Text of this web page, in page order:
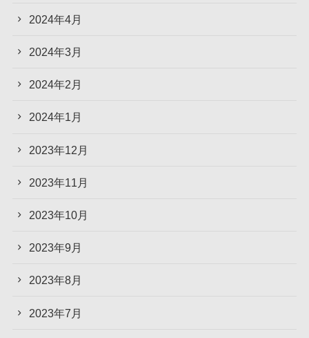
2024年4月
2024年3月
2024年2月
2024年1月
2023年12月
2023年11月
2023年10月
2023年9月
2023年8月
2023年7月